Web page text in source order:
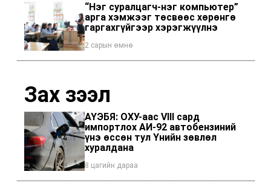
“Нэг суралцагч-нэг компьютер”
арга хэмжээг төсвөөс хөрөнгө
гаргахгүйгээр хэрэгжүүлнэ
2 сарын өмнө
Зах зээл
АҮЭБЯ: ОХУ-аас VIII сард
импортлох АИ-92 автобензиний
үнэ өссөн тул Үнийн зөвлөл
хуралдана
8 цагийн дараа